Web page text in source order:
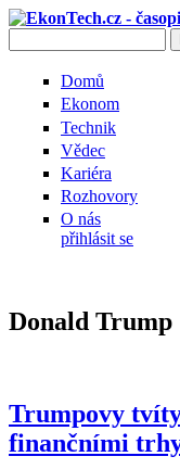
Přejít k hlavnímu obsahu
Domů
Ekonom
Technik
Vědec
Kariéra
Rozhovory
O nás
přihlásit se
Donald Trump
Trumpovy
finančními